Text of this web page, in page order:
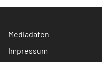
Mediadaten
Impressum